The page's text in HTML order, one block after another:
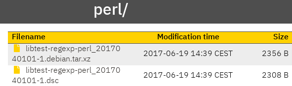
perl/
Filename Modification time
Size
libtest-regexp-perl_20170
40101-1.debian.tar.xz
2017-06-19 14:39 CEST 2356 B
libtest-regexp-perl_20170
40101-1.dsc
2017-06-19 14:39 CEST 2308 B